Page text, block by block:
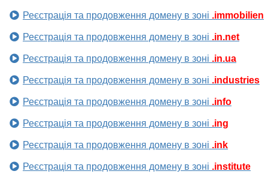
Реєстрація та продовження домену в зоні .immobilien
Реєстрація та продовження домену в зоні .in.net
Реєстрація та продовження домену в зоні .in.ua
Реєстрація та продовження домену в зоні .industries
Реєстрація та продовження домену в зоні .info
Реєстрація та продовження домену в зоні .ing
Реєстрація та продовження домену в зоні .ink
Реєстрація та продовження домену в зоні .institute